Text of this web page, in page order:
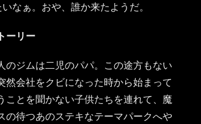
なぁ。おや、誰か来たようだ。
ーリー
のジムは二児のパパ。この途方もない
然会社をクビになった時から始まって
ことを聞かない子供たちを連れて、魔
の待つあのステキなテーマパークへや